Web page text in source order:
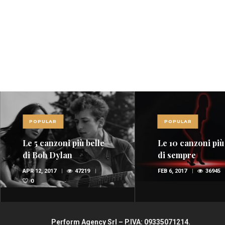
POPULAR
Le 5 canzoni più belle
di Bob Dylan
APR 12, 2017
47219
0
POPULAR
Le 10 canzoni
di sempre
FEB 6, 2017 36945
Perform Agency Srl – P.IVA: 09335071214.